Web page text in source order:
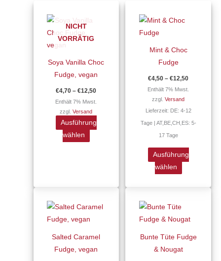
NICHT
VORRÄTIG
Soya Vanilla Choc
Fudge, vegan
€4,70 –€12,50
Preisspanne:
Enthält 7% Mwst.
zzgl.Versand
Ausführung
wählen
Produkt
mehrere
Optionen
können
auf
der
Produktseite
Mint & Choc
Fudge
€4,50 –€12,50
Enthält 7% Mwst.
zzgl.Versand
Lieferzeit: DE: 4-12
Tage | AT,BE,CH,ES: 5-
17 Tage
Ausführung
wählen
Produkt
Die
Optionen
gewählt
Salted Caramel
Fudge, vegan
Preisspanne:
bis
Produkt
weist
Bunte Tüte Fudge
& Nougat